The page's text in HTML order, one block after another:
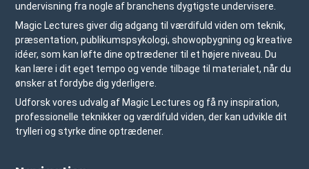
undervisning fra nogle af branchens dygtigste undervisere.
Magic Lectures giver dig adgang til værdifuld viden om teknik,
præsentation, publikumspsykologi, showopbygning og kreative
idéer, som kan løfte dine optrædener til et højere niveau. Du
kan lære i dit eget tempo og vende tilbage til materialet, når du
ønsker at fordybe dig yderligere.
Udforsk vores udvalg af Magic Lectures og få ny inspiration,
professionelle teknikker og værdifuld viden, der kan udvikle dit
trylleri og styrke dine optrædener.